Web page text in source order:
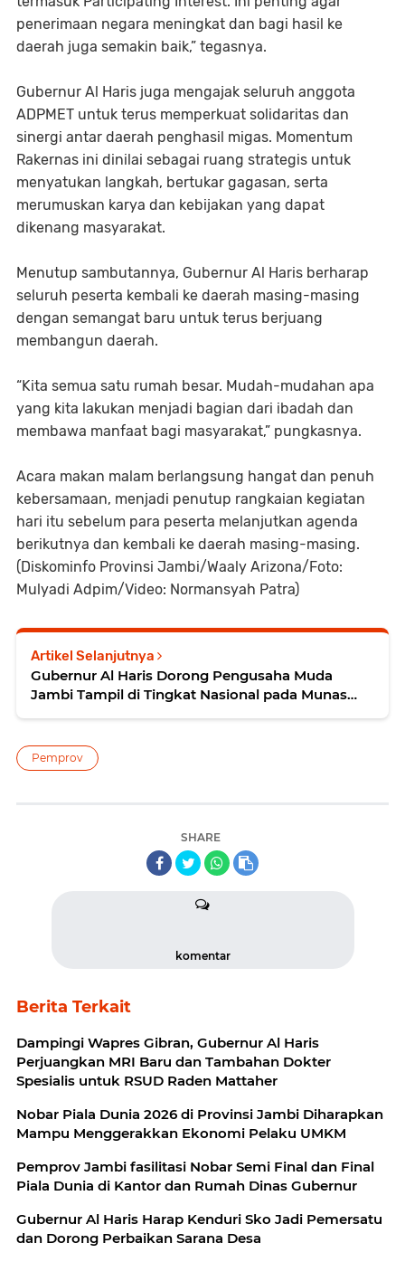
penerimaan negara meningkat dan bagi hasil ke
daerah juga semakin baik,” tegasnya.
Gubernur Al Haris juga mengajak seluruh anggota
ADPMET untuk terus memperkuat solidaritas dan
sinergi antar daerah penghasil migas. Momentum
Rakernas ini dinilai sebagai ruang strategis untuk
menyatukan langkah, bertukar gagasan, serta
merumuskan karya dan kebijakan yang dapat
dikenang masyarakat.
Menutup sambutannya, Gubernur Al Haris berharap
seluruh peserta kembali ke daerah masing-masing
dengan semangat baru untuk terus berjuang
membangun daerah.
“Kita semua satu rumah besar. Mudah-mudahan apa
yang kita lakukan menjadi bagian dari ibadah dan
membawa manfaat bagi masyarakat,” pungkasnya.
Acara makan malam berlangsung hangat dan penuh
kebersamaan, menjadi penutup rangkaian kegiatan
hari itu sebelum para peserta melanjutkan agenda
berikutnya dan kembali ke daerah masing-masing.
(Diskominfo Provinsi Jambi/Waaly Arizona/Foto:
Mulyadi Adpim/Video: Normansyah Patra)
Artikel Selanjutnya
Gubernur Al Haris Dorong Pengusaha Muda
Jambi Tampil di Tingkat Nasional pada Munas
Pemprov
SHARE
komentar
Berita Terkait
Dampingi Wapres Gibran, Gubernur Al Haris
Perjuangkan MRI Baru dan Tambahan Dokter
Spesialis untuk RSUD Raden Mattaher
Nobar Piala Dunia 2026 di Provinsi Jambi Diharapkan
Mampu Menggerakkan Ekonomi Pelaku UMKM
Pemprov Jambi fasilitasi Nobar Semi Final dan Final
Piala Dunia di Kantor dan Rumah Dinas Gubernur
Gubernur Al Haris Harap Kenduri Sko Jadi Pemersatu
dan Dorong Perbaikan Sarana Desa